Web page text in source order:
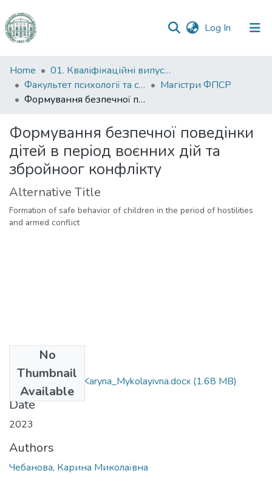
Log In (current)
Communities
&
Collections
Statistics
Home
01. Кваліфікаційні випускні роботи здобувачів вищої освіти
Факультет психології та соціальної роботи
Магістри ФПСР
Формування безпечної поведінки дітей в період воєнних дій та збройноог конфлікту
Формування безпечної поведінки
дітей в період воєнних дій та
збройноог конфлікту
Alternative Title
Formation of safe behavior of children in the period of hostilities
and armed conflict
No
Thumbnail
Available
231_Chebanova_Karyna_Mykolayivna.docx (1.68 MB)
Date
2023
Authors
Чебанова, Карина Миколаївна